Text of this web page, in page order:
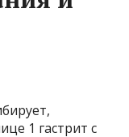
1 гастрит с